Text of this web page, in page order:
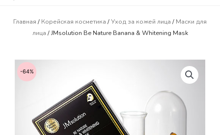
Главная / Корейская косметика /Уход за кожей лица / Маски для
лица / JMsolution Be Nature Banana & Whitening Mask
-64%